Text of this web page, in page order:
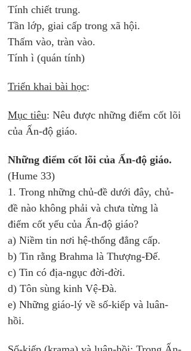
Tính chiết trung.
Tần lớp, giai cấp trong xã hội.
Thấm vào, tràn vào.
Tính ì (quán tính)
Triển khai bài học:
Mục tiêu: Nêu được những điểm cốt lõi
của Ấn-độ giáo.
Những điểm cốt lõi của Ấn-độ giáo.
(Hume 33)
1. Trong những chủ-đề dưới đây, chủ-
đề nào không phải và chưa từng là
điểm cốt yếu của Ấn-độ giáo?
a) Niềm tin nơi hệ-thống đẳng cấp.
b) Tin rằng Brahma là Thượng-Đế.
c) Tin có địa-ngục đời-đời.
d) Tôn sùng kinh Vệ-Đà.
e) Những giáo-lý về số-kiếp và luân-
hồi.